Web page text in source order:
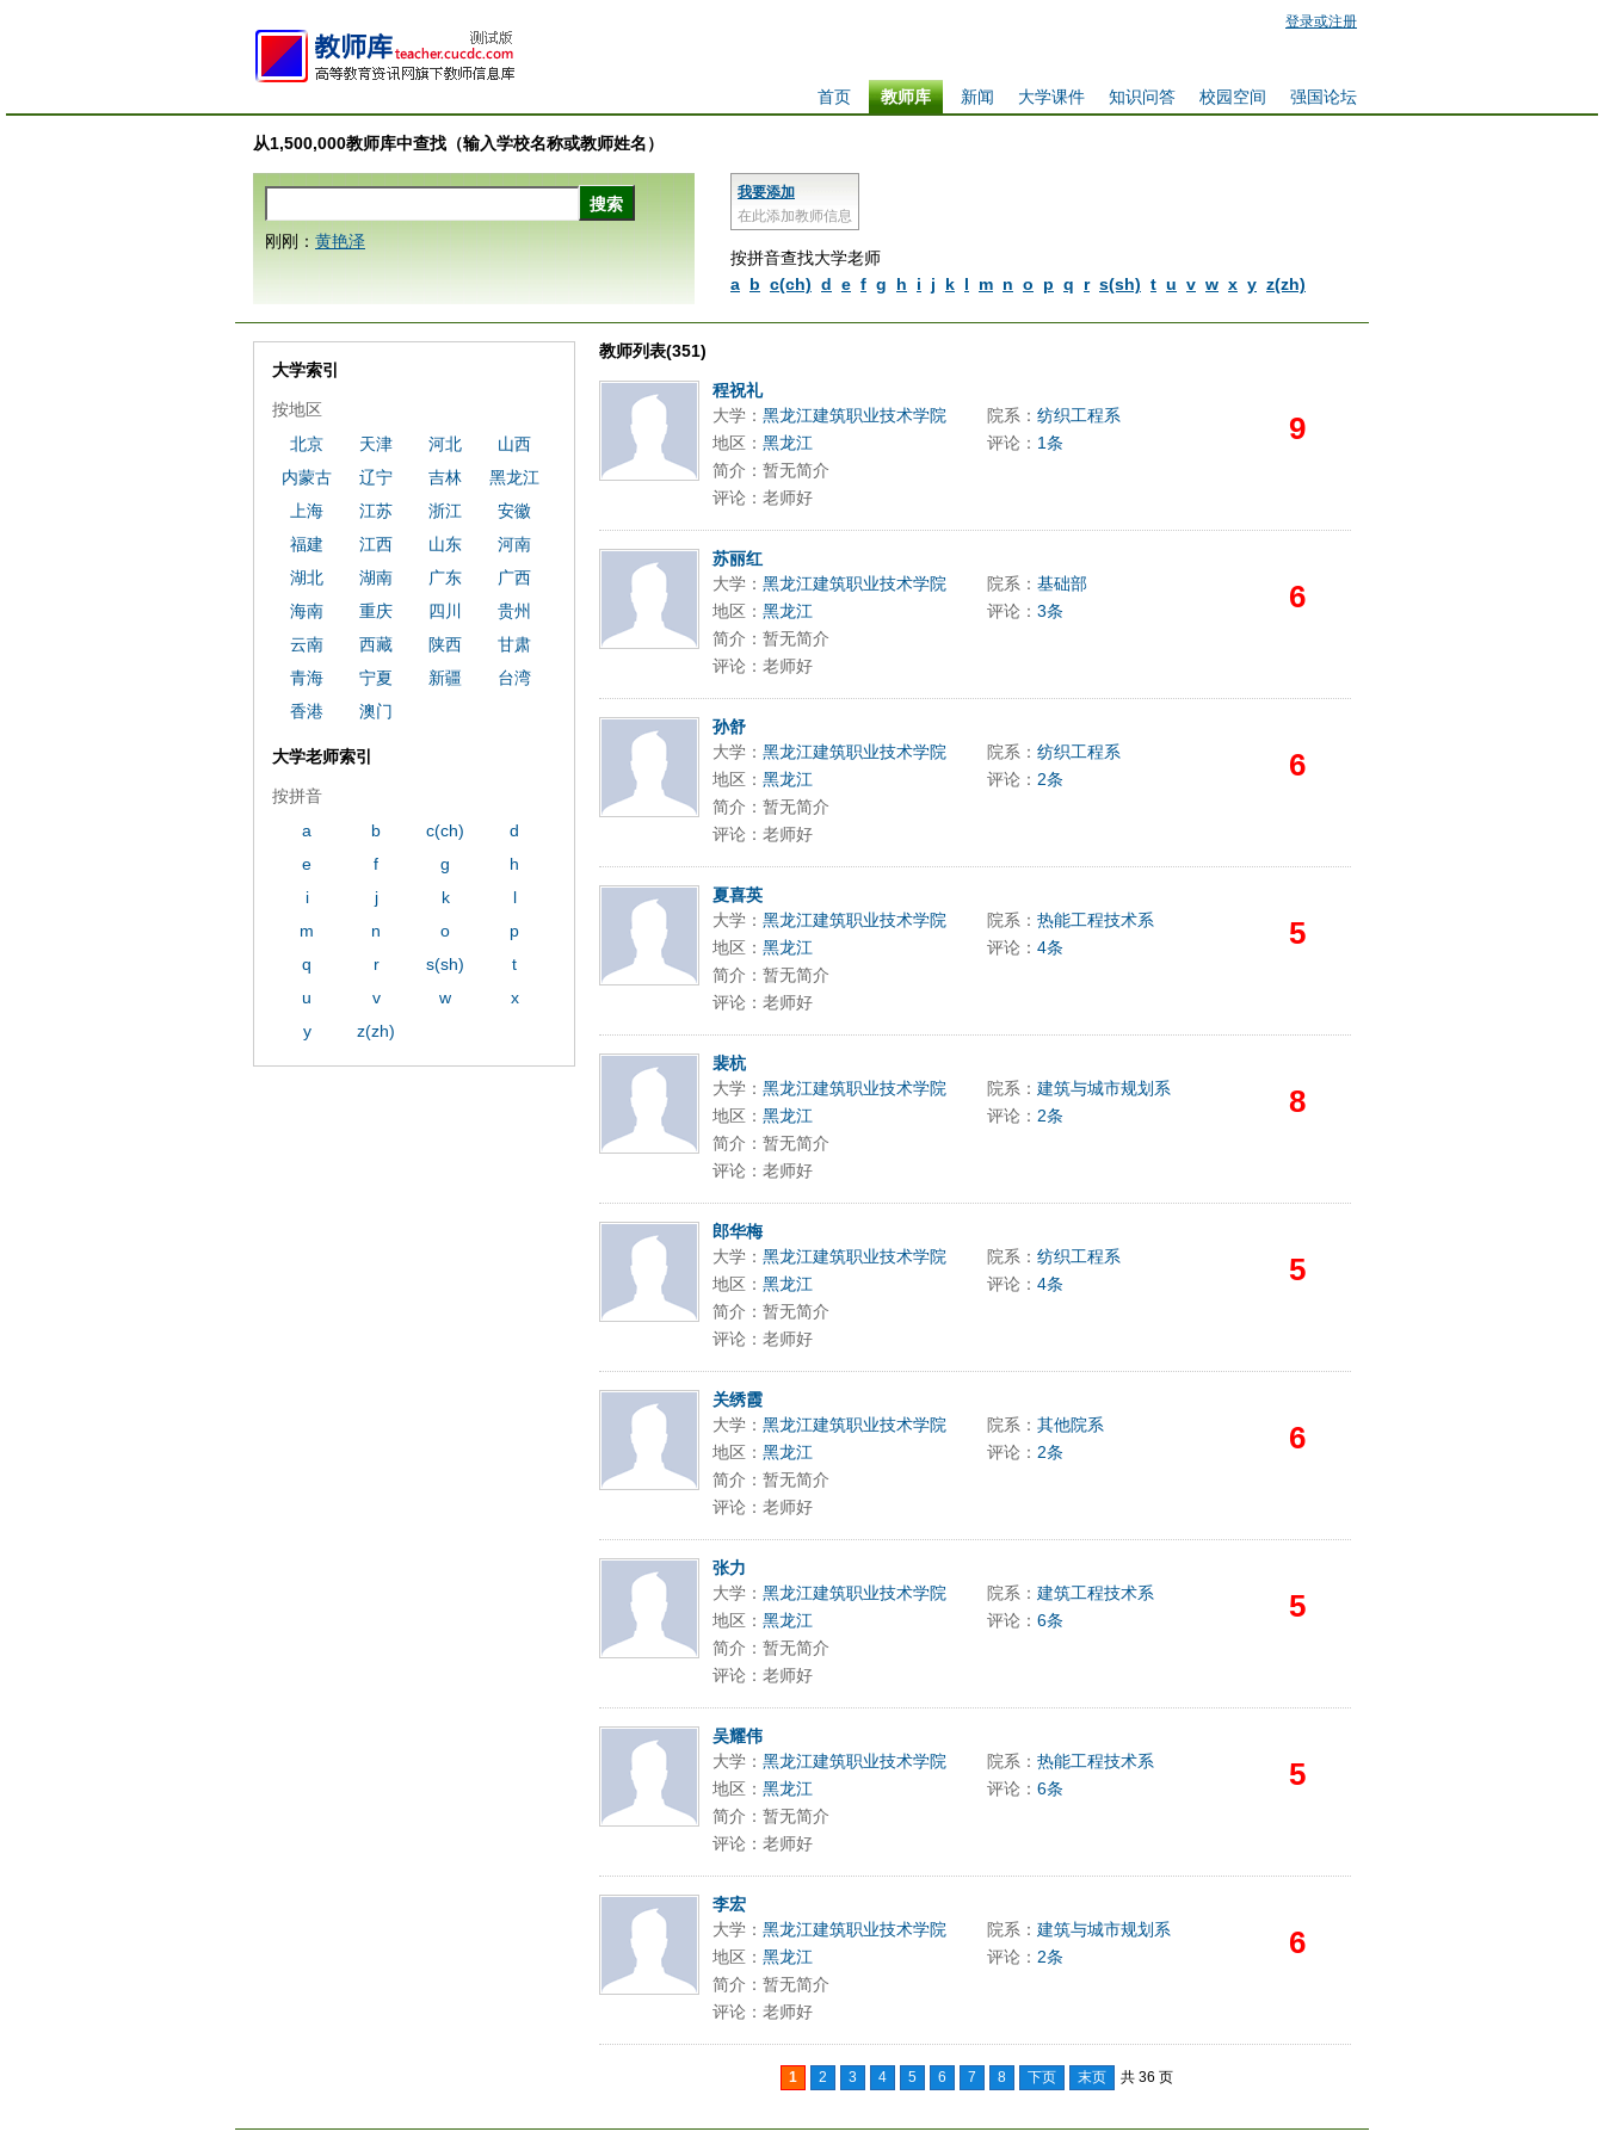
登录或注册
强国论坛
校园空间
知识问答
大学课件
新闻
教师库
首页
从1,500,000教师库中查找（输入学校名称或教师姓名）
我要添加
在此添加教师信息
按拼音查找大学老师
a b c(ch) d e f g h i j k l m n o p q r s(sh) t u v w x y z(zh)
刚刚： 黄艳泽
教师列表(351)
程祝礼
大学： 黑龙江建筑职业技术学院 院系： 纺织工程系 9
地区： 黑龙江 评论： 1条
简介：暂无简介
评论：老师好
苏丽红
大学： 黑龙江建筑职业技术学院 院系： 基础部 6
地区： 黑龙江 评论： 3条
简介：暂无简介
评论：老师好
孙舒
大学： 黑龙江建筑职业技术学院 院系： 纺织工程系 6
地区： 黑龙江 评论： 2条
简介：暂无简介
评论：老师好
夏喜英
大学： 黑龙江建筑职业技术学院 院系： 热能工程技术系 5
地区： 黑龙江 评论： 4条
简介：暂无简介
评论：老师好
裴杭
大学： 黑龙江建筑职业技术学院 院系： 建筑与城市规划系 8
地区： 黑龙江 评论： 2条
简介：暂无简介
评论：老师好
郎华梅
大学： 黑龙江建筑职业技术学院 院系： 纺织工程系 5
地区： 黑龙江 评论： 4条
简介：暂无简介
评论：老师好
关绣霞
大学： 黑龙江建筑职业技术学院 院系： 其他院系 6
地区： 黑龙江 评论： 2条
简介：暂无简介
评论：老师好
张力
大学： 黑龙江建筑职业技术学院 院系： 建筑工程技术系 5
地区： 黑龙江 评论： 6条
简介：暂无简介
评论：老师好
吴耀伟
大学： 黑龙江建筑职业技术学院 院系： 热能工程技术系 5
地区： 黑龙江 评论： 6条
简介：暂无简介
评论：老师好
李宏
大学： 黑龙江建筑职业技术学院 院系： 建筑与城市规划系 6
地区： 黑龙江 评论： 2条
简介：暂无简介
评论：老师好
1 2 3 4 5 6 7 8 下页 末页 共 36 页
大学索引
按地区
北京
天津 河北
山西
内蒙古
辽宁 吉林
黑龙江
上海
江苏 浙江
安徽
福建
江西 山东
河南
湖北
湖南 广东
广西
海南
重庆 四川
贵州
云南
西藏 陕西
甘肃
青海
宁夏 新疆
台湾
香港
澳门
大学老师索引
按拼音
a
b c(ch)
d
e
f g
h
i
j k
l
m
n o
p
q
r s(sh)
t
u
v w
x
y
z(zh)